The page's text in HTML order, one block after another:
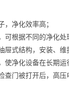
，净化效率高；
可根据不同的净化处
式结构，安装、维
使净化设备在长期运
查门被打开后，高压